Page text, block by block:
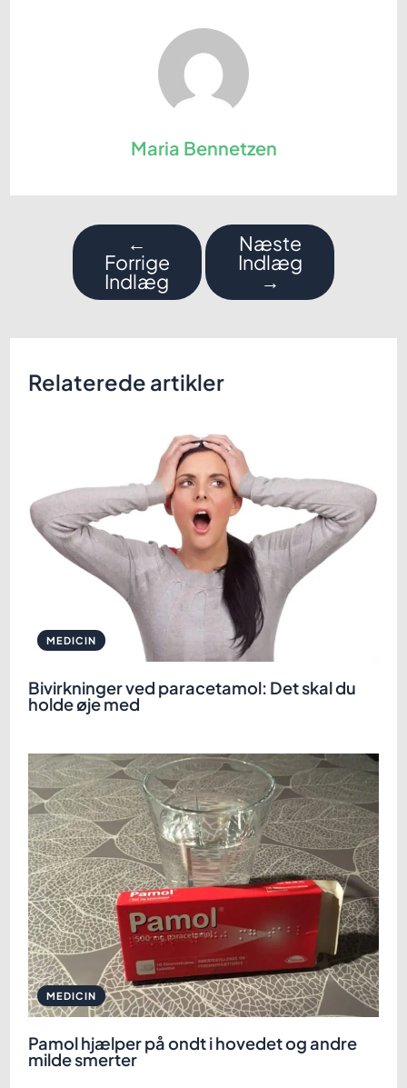
Maria Bennetzen
Indlægsnavigation
←
Forrige
Indlæg
Næste
Indlæg
→
Relaterede artikler
Bivirkninger ved paracetamol: Det skal du
holde øje med
MEDICIN
Pamol hjælper på ondt i hovedet og andre
milde smerter
MEDICIN